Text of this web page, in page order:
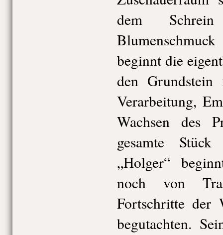
dem
beginnt die
den
Verarbeitung,
Wachsen des
gesamte
„Holger“
noch von
Fortschritte der
begutachten.